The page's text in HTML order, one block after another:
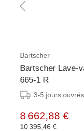
Bartscher
Bartscher Lave-
665-1 R
3-5 jours ouvrés
8 662,88 €
10 395,46 €